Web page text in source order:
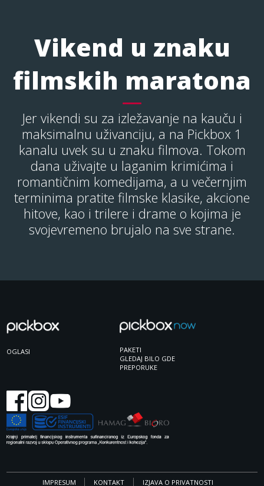
Vikend u znaku
filmskih maratona
Jer vikendi su za izležavanje na kauču i
maksimalnu uživanciju, a na Pickbox 1
kanalu uvek su u znaku filmova. Tokom
dana uživajte u laganim krimićima i
romantičnim komedijama, a u večernjim
terminima pratite filmske klasike, akcione
hitove, kao i trilere i drame o kojima je
svojevremeno brujalo na sve strane.
OGLASI
PAKETI
GLEDAJ BILO GDE
PREPORUKE
IMPRESUM KONTAKT IZJAVA O PRIVATNOSTI